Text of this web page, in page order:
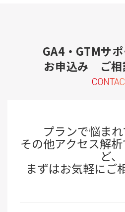
GA4・GTMサ
お申込み ご相